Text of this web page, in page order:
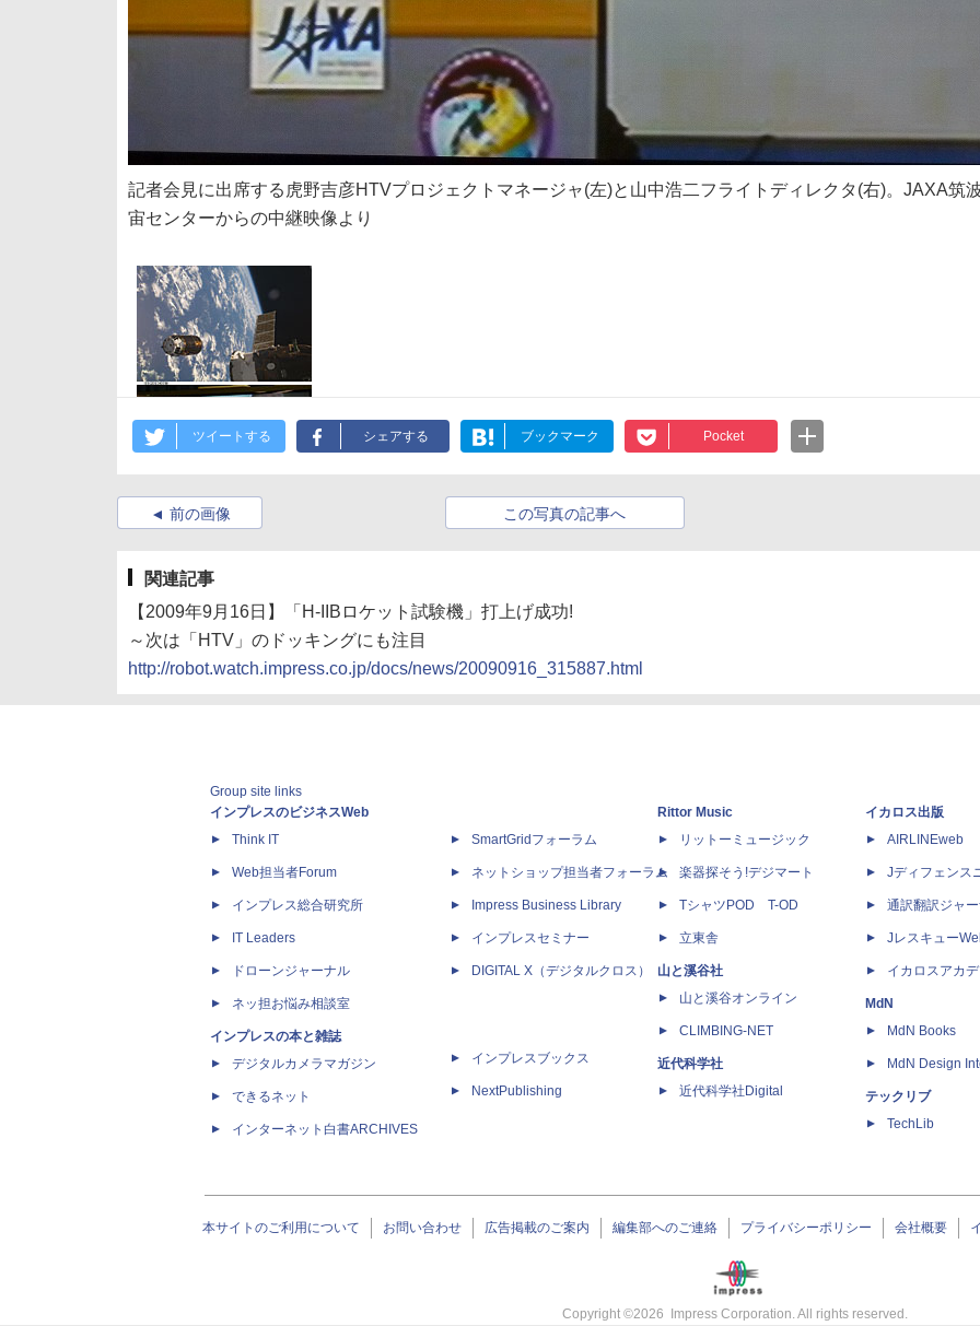
記者会見に出席する虎野吉彦HTVプロジェクトマネージャ(左)と山中浩二フライトディレクタ(右)。JAXA筑
宙センターからの中継映像より
ツイートする シェアする ブックマーク Pocket
前の画像 この写真の記事へ
関連記事
【2009年9月16日】「H-IIBロケット試験機」打上げ成功!
～次は「HTV」のドッキングにも注目
http://robot.watch.impress.co.jp/docs/news/20090916_315887.html
Group site links
インプレスのビジネスWeb
Think IT
Web担当者Forum
インプレス総合研究所
IT Leaders
ドローンジャーナル
ネッ担お悩み相談室
インプレスの本と雑誌
デジタルカメラマガジン
できるネット
インターネット白書ARCHIVES
SmartGridフォーラム
ネットショップ担当者フォーラム
Impress Business Library
インプレスセミナー
DIGITAL X（デジタルクロス）
インプレスブックス
NextPublishing
Rittor Music
リットーミュージック
楽器探そう!デジマート
TシャツPOD T-OD
立東舎
山と溪谷社
山と溪谷オンライン
CLIMBING-NET
近代科学社
近代科学社Digital
イカロス出版
AIRLINEweb
Jディフェンス
通訳翻訳ジャ
Jレスキュー
イカロスアカ
MdN
MdN Books
MdN Design
テックリブ
TechLib
本サイトのご利用について お問い合わせ 広告掲載のご案内 編集部へのご連絡 プライバシーポリシー 会社概要
Copyright ©2026 Impress Corporation. All rights reserved.